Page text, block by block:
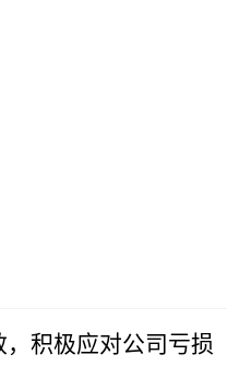
积极应对公司亏损